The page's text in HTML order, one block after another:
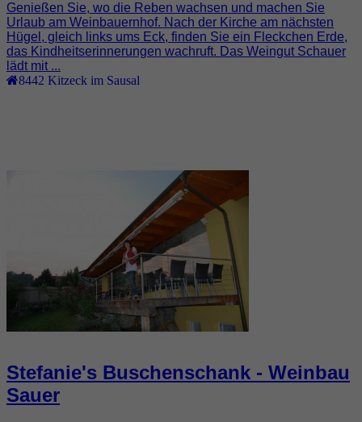
Genießen Sie, wo die Reben wachsen und machen Sie
Urlaub am Weinbauernhof. Nach der Kirche am nächsten
Hügel, gleich links ums Eck, finden Sie ein Fleckchen Erde,
das Kindheitserinnerungen wachruft. Das Weingut Schauer
lädt mit ...
8442 Kitzeck im Sausal
Stefanie's Buschenschank - Weinbau
Sauer